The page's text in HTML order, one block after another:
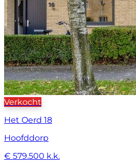
Verkocht
Het Oerd 18
Hoofddorp
€ 579.500 k.k.